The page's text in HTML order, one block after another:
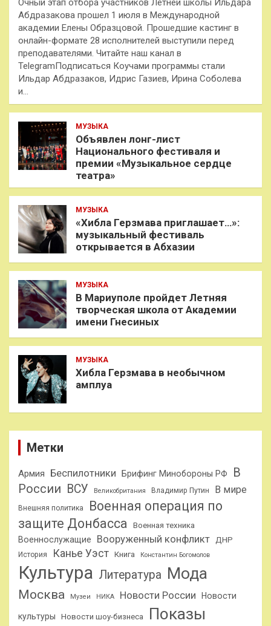
Очный этап отбора участников Летней школы Ильдара
Абдразакова прошел 1 июля в Международной
академии Елены Образцовой. Прошедшие кастинг в
онлайн-формате 28 исполнителей выступили перед
преподавателями. Читайте наш канал в
TelegramПодписаться Коучами программы стали
Ильдар Абдразаков, Идрис Газиев, Ирина Соболева
и…
МУЗЫКА
Объявлен лонг-лист
Национального фестиваля и
премии «Музыкальное сердце
театра»
МУЗЫКА
«Хибла Герзмава приглашает…»:
музыкальный фестиваль
открывается в Абхазии
МУЗЫКА
В Мариуполе пройдет Летняя
творческая школа от Академии
имени Гнесиных
МУЗЫКА
Хибла Герзмава в необычном
амплуа
Метки
Армия Беспилотники Брифинг Минобороны РФ
В
России ВСУ Великобритания Владимир Путин В мире
Внешняя политика
Военная операция по
защите Донбасса
Военная техника
Военнослужащие Вооруженный конфликт ДНР
История Канье Уэст Книга Константин Богомолов
Культура Литература Мода
Москва Музеи НИКА Новости России Новости
культуры Новости шоу-бизнеса Показы